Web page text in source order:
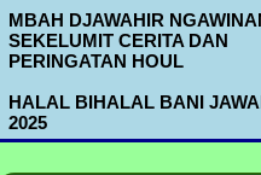
A.6.2.C. Kyai Ridwan bin Kyai
Abdurrahman & Nyai Shofiah
A.6.2.D. Nyai Asiyah bin Kyai
Abdurrahman & H. Abdulloh
MBAH DJAWAHIR
SEKELUMIT CERITA DAN
PERINGATAN HOUL
HALAL BIHALAL BANI
2025